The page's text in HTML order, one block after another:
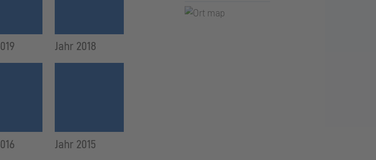
Jahr 2018
Jahr 2015